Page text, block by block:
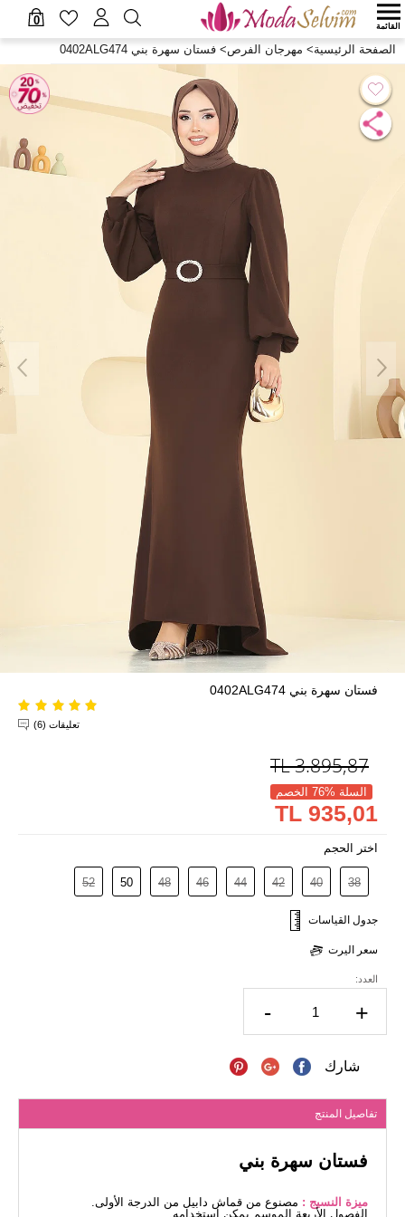
0 القائمة
الصفحة الرئيسية> مهرجان الفرص> فستان سهرة بني 0402ALG474
فستان سهرة بني 0402ALG474
تعليقات (6)
3.895,87
TL
السلة %76 الخصم
935,01 TL
اختر الحجم
38
40
42
44
46
48
50
52
جدول القياسات
سعر اليرت
العدد:
- +
شارك
تفاصيل المنتج
فستان سهرة بني
ميزة النسيج : مصنوع من قماش دابيل من الدرجة الأولى.
الفصول الأربعة الموسم يمكن استخدامه.